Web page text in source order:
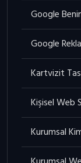
Google
Google
Kartvizit
Kişisel Web
Kurumsal